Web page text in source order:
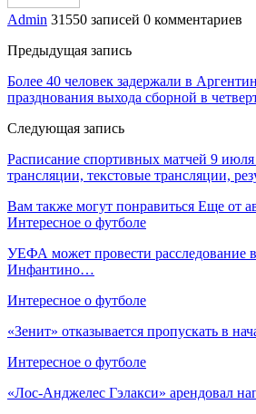
Admin 31550 записей 0 комментариев
Предыдущая запись
Более 40 человек задержали в
празднования выхода сборной в
Следующая запись
Расписание спортивных матчей 9
трансляции, текстовые трансляции,
Вам также могут понравиться Еще от
Интересное о футболе
УЕФА может провести расследование
Инфантино…
Интересное о футболе
«Зенит» отказывается пропускать в
Интересное о футболе
«Лос‑Анджелес Гэлакси» арендовал